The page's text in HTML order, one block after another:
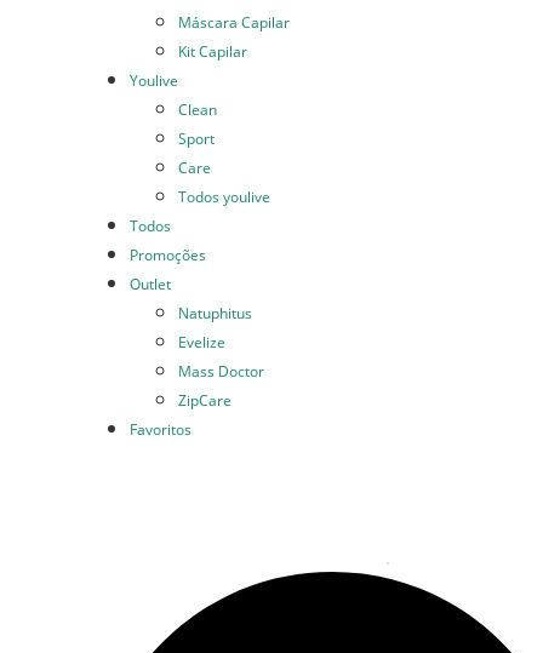
Máscara Capilar
Kit Capilar
Youlive
Clean
Sport
Care
Todos youlive
Todos
Promoções
Outlet
Natuphitus
Evelize
Mass Doctor
ZipCare
Favoritos